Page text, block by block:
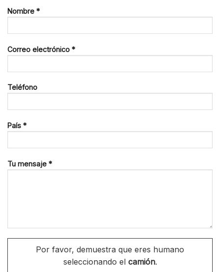
Nombre *
Correo electrónico *
Teléfono
País *
Tu mensaje *
Por favor, demuestra que eres humano
seleccionando elcamión.